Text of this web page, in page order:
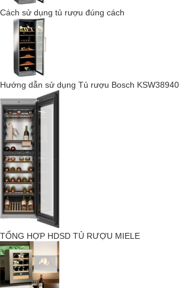
trưởng thành của rượu và ngăn không cho
Máy nén được phát triển đặc biệt, có độ rung
tất cả các tủ lạnh bảo quản rượu giúp rượu
cách tối ưu.
Độ ẩm lý tưởng
Cách sử dụng tủ rượu đúng cách
Hướng dẫn sử dụng Tủ rượu Bosch KSW38940
TỔNG HỢP HDSD TỦ RƯỢU MIELE